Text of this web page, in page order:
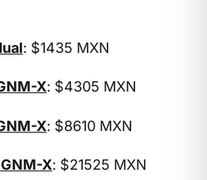
: $1435 MXN
X: $4305 MXN
X: $8610 MXN
X: $21525 MXN